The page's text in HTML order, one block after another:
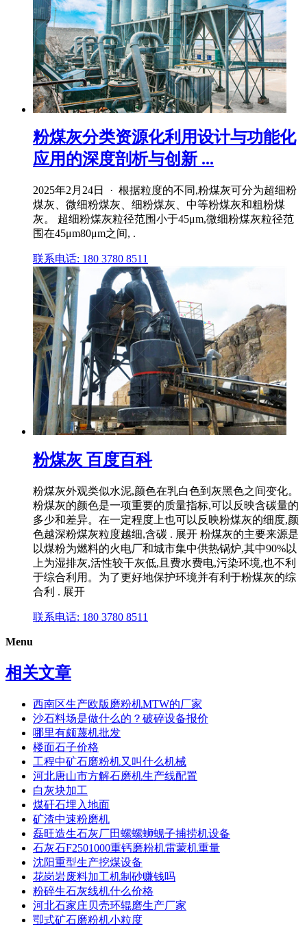
粉煤灰分类资源化利用设计与功能化
应用的深度剖析与创新 ...
2025年2月24日 · 根据粒度的不同,粉煤灰可分为超细粉
煤灰、微细粉煤灰、细粉煤灰、中等粉煤灰和粗粉煤
灰。 超细粉煤灰粒径范围小于45μm,微细粉煤灰粒径范
围在45μm80μm之间, .
联系电话: 180 3780 8511
粉煤灰 百度百科
粉煤灰外观类似水泥,颜色在乳白色到灰黑色之间变化。
粉煤灰的颜色是一项重要的质量指标,可以反映含碳量的
多少和差异。在一定程度上也可以反映粉煤灰的细度,颜
色越深粉煤灰粒度越细,含碳 . 展开 粉煤灰的主要来源是
以煤粉为燃料的火电厂和城市集中供热锅炉,其中90%以
上为湿排灰,活性较干灰低,且费水费电,污染环境,也不利
于综合利用。为了更好地保护环境并有利于粉煤灰的综
合利 . 展开
联系电话: 180 3780 8511
Menu
相关文章
西南区生产欧版磨粉机MTW的厂家
沙石料场是做什么的？破碎设备报价
哪里有颇蔑机批发
楼面石子价格
工程中矿石磨粉机又叫什么机械
河北唐山市方解石磨机生产线配置
白灰块加工
煤矸石埋入地面
矿渣中速粉磨机
磊旺造生石灰厂田螺螺蛳蚬子捕捞机设备
石灰石F2501000重钙磨粉机雷蒙机重量
沈阳重型生产挖煤设备
花岗岩废料加工机制砂赚钱吗
粉碎生石灰线机什么价格
河北石家庄贝壳环辊磨生产厂家
卾式矿石磨粉机小粒度